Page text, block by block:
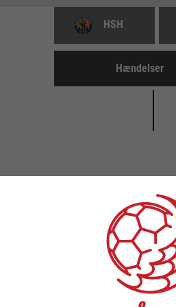
HSH
Hændelser